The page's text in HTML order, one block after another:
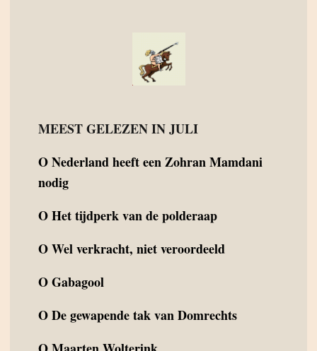
MEEST GELEZEN IN JULI
ONederland heeft een Zohran Mamdani
nodig
OHet tijdperk van de polderaap
OWel verkracht, niet veroordeeld
OGabagool
ODe gewapende tak van Domrechts